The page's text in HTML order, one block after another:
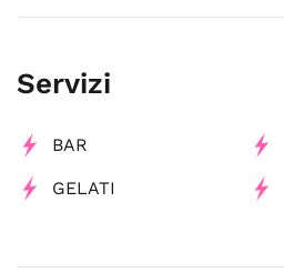
Servizi
BAR
GELATI